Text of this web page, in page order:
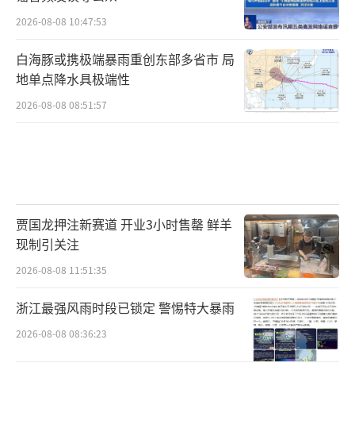
2026-08-08 10:47:53
白海豚或携极端暴雨重创东部多省市 局
地单点降水具极端性
2026-08-08 08:51:57
贾国龙押注新赛道 开业3小时售罄 鲜羊
现制引关注
2026-08-08 11:51:35
浙江最强风雨时段已锁定 警惕特大暴雨
2026-08-08 08:36:23